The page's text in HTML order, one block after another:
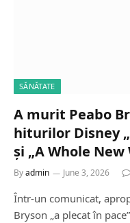
SĂNĂTATE
A murit Peabo
hiturilor Disney
și „A Whole New
Byadmin June 3, 2026
Într-un comunicat,
Bryson „a plecat în